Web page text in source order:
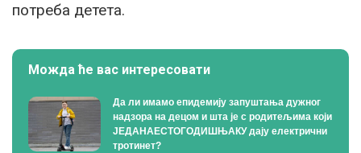
потреба детета.
Можда ће вас интересовати
Да ли имамо епидемију запуштања дужног
надзора на децом и шта је с родитељима који
ЈЕДАНАЕСТОГОДИШЊАКУ дају електрични
тротинет?